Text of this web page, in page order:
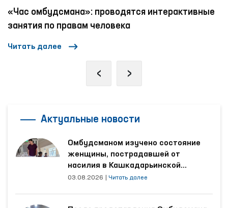
«Час омбудсмана»: проводятся интерактивные
занятия по правам человека
Читать далее
‹ ›
Актуальные новости
Омбудсманом изучено состояние
женщины, пострадавшей от
насилия в Кашкадарьинской
области
03.08.2026 Читать далее